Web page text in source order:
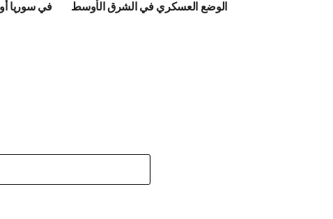
الوضع العسكري في الشرق الأوسط
في سوريا